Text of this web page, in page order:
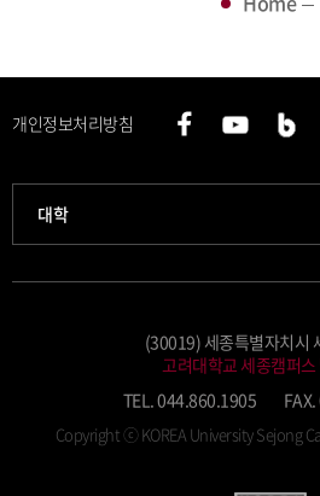
개인정보처리방침
대학
과학기술대학
글로벌비즈니스대학
공공정책대학
문화스포츠대학
(30019) 세종특별자치시
고려대학교 세종캠퍼
TEL. 044.860.1905
Copyright ⓒ KOREA University Sejong